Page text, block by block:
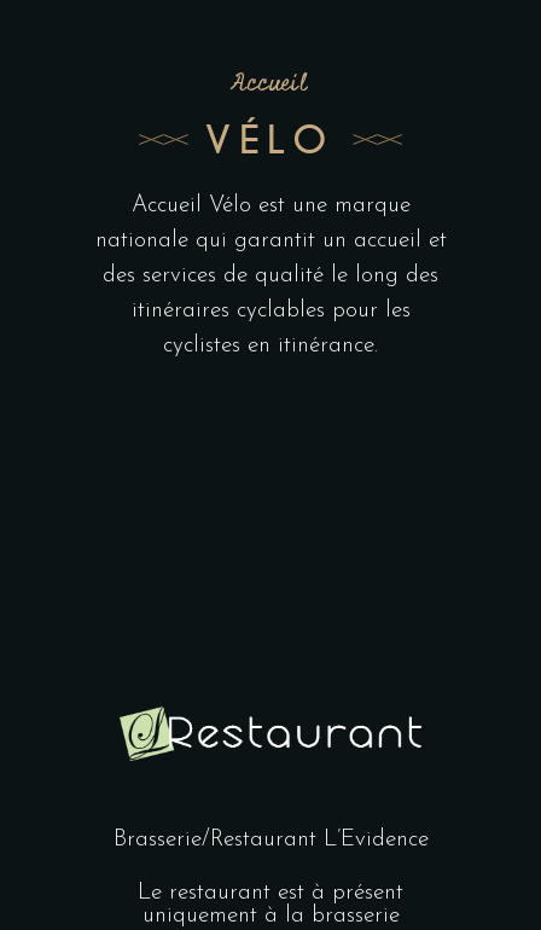
Accueil
VÉLO
Accueil Vélo est une marque
nationale qui garantit un accueil et
des services de qualité le long des
itinéraires cyclables pour les
cyclistes en itinérance.
Brasserie/Restaurant L’Evidence
Le restaurant est à présent
uniquement à la brasserie